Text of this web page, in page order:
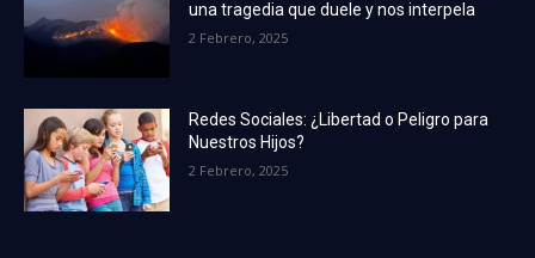
una tragedia que duele y nos interpela
2 Febrero, 2025
Redes Sociales: ¿Libertad o Peligro para
Nuestros Hijos?
2 Febrero, 2025